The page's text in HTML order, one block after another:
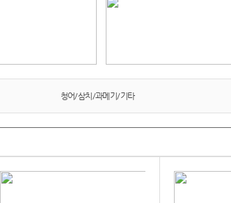
청어/삼치/과메기/기타